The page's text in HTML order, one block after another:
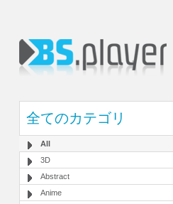
全てのカテゴリ
All
3D
Abstract
Anime